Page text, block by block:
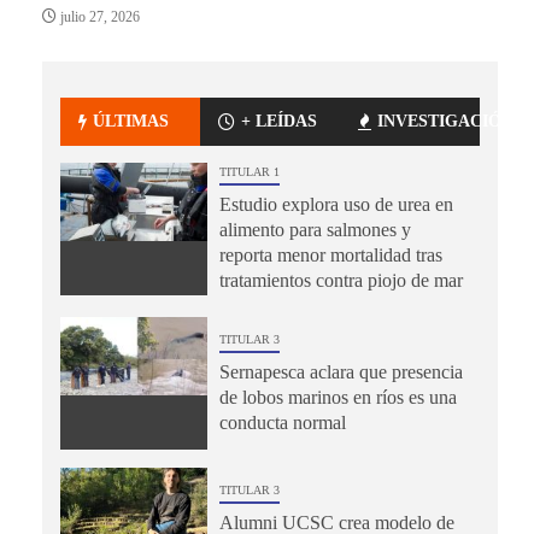
julio 27, 2026
ÚLTIMAS + LEÍDAS INVESTIGACIÓN
TITULAR 1
Estudio explora uso de urea en
alimento para salmones y
reporta menor mortalidad tras
tratamientos contra piojo de mar
TITULAR 3
Sernapesca aclara que presencia
de lobos marinos en ríos es una
conducta normal
TITULAR 3
Alumni UCSC crea modelo de